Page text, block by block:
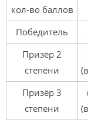
кол-во баллов
Победитель
Призёр 2
степени
Призёр 3
степени